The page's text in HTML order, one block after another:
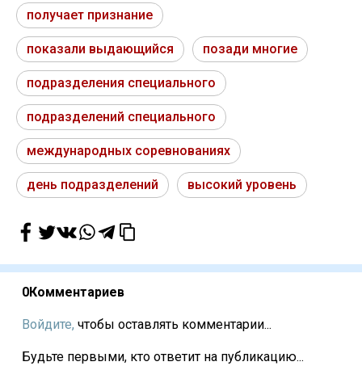
получает признание
показали выдающийся позади многие
подразделения специального
подразделений специального
международных соревнованиях
день подразделений высокий уровень
0Комментариев
Войдите, чтобы оставлять комментарии...
Будьте первыми, кто ответит на публикацию...